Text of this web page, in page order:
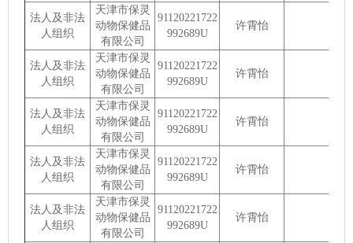
法人及非法
人组织
天津市保灵
动物保健品
有限公司
91120221722
992689U
许霄怡
法人及非法
人组织
天津市保灵
动物保健品
有限公司
91120221722
992689U
许霄怡
法人及非法
人组织
天津市保灵
动物保健品
有限公司
91120221722
992689U
许霄怡
法人及非法
人组织
天津市保灵
动物保健品
有限公司
91120221722
992689U
许霄怡
法人及非法
人组织
天津市保灵
动物保健品
有限公司
91120221722
992689U
许霄怡